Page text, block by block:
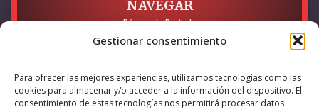
Gestionar consentimiento
Para ofrecer las mejores experiencias, utilizamos tecnologías como las
cookies para almacenar y/o acceder a la información del dispositivo. El
consentimiento de estas tecnologías nos permitirá procesar datos
NAVEGAR
Página de Portada
LEGAL
Política de Privacidad
Política de Cookies